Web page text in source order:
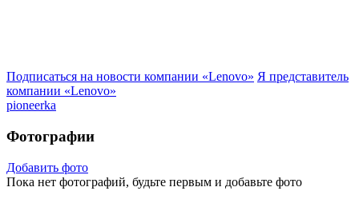
Подписаться на новости компании «Lenovo» Я представитель
компании «Lenovo»
pioneerka
Фотографии
Добавить фото
Пока нет фотографий, будьте первым и добавьте фото